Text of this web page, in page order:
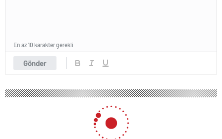
Gönder
En az 10 karakter gerekli